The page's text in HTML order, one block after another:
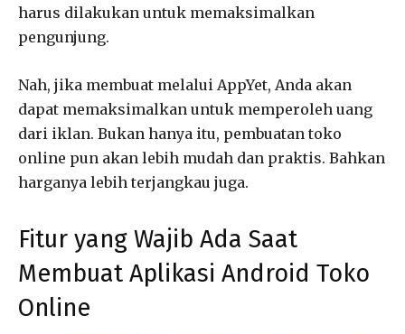
harus dilakukan untuk memaksimalkan
pengunjung.
Nah, jika membuat melalui AppYet, Anda akan
dapat memaksimalkan untuk memperoleh uang
dari iklan. Bukan hanya itu, pembuatan toko
online pun akan lebih mudah dan praktis. Bahkan
harganya lebih terjangkau juga.
Fitur yang Wajib Ada Saat
Membuat Aplikasi Android Toko
Online